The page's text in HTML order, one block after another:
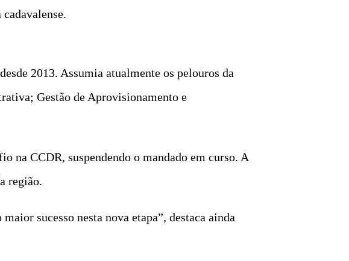
2013. Assumia atualmente os pelouros da
Gestão de Aprovisionamento e
na CCDR, suspendendo o mandado em curso. A
região.
sucesso nesta nova etapa”, destaca ainda